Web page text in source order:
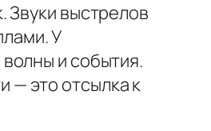
Звуки выстрелов
У
и события.
— это отсылка к